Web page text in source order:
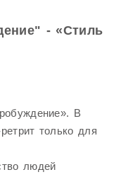
- «Стиль
В
только для
людей